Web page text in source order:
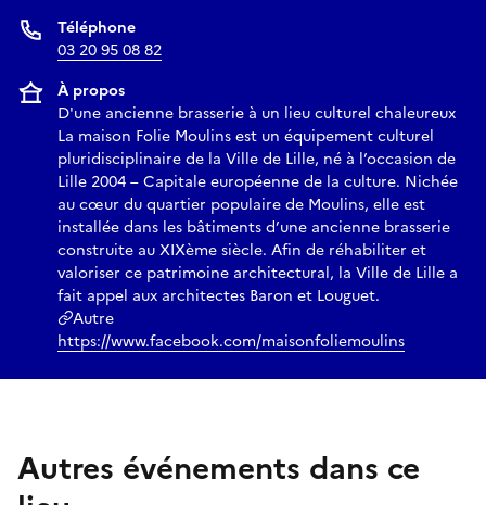
Téléphone
03 20 95 08 82
À propos
D'une ancienne brasserie à un lieu culturel chaleureux
La maison Folie Moulins est un équipement culturel
pluridisciplinaire de la Ville de Lille, né à l’occasion de
Lille 2004 – Capitale européenne de la culture. Nichée
au cœur du quartier populaire de Moulins, elle est
installée dans les bâtiments d’une ancienne brasserie
construite au XIXème siècle. Afin de réhabiliter et
valoriser ce patrimoine architectural, la Ville de Lille a
fait appel aux architectes Baron et Louguet.
Autre
https://www.facebook.com/maisonfoliemoulins
Autres événements dans ce